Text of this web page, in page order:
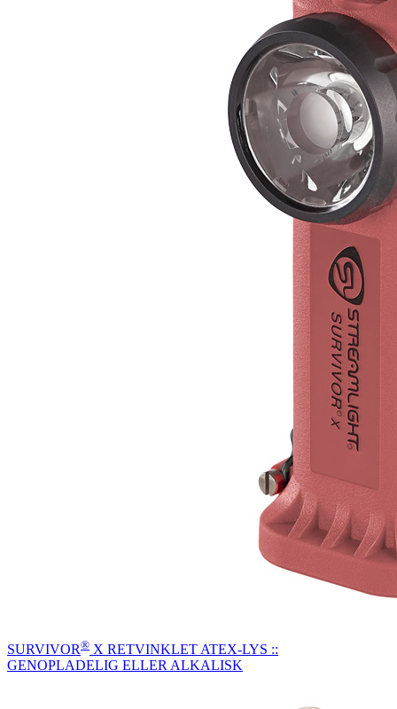
SURVIVOR® X RETVINKLET ATEX-LYS ::
GENOPLADELIG ELLER ALKALISK